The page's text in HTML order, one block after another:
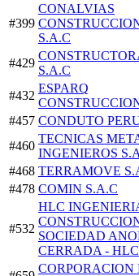
#399
CONALVIAS
S.A.C
#429
S.A.C
#432
ESPARQ
#457 CONDUTO
#460
TECNICAS
INGENIEROS
#468 TERRAMOVE
#478 COMIN S.A.C
#532
HLC
SOCIEDAD
CERRADA -
CORPORACION